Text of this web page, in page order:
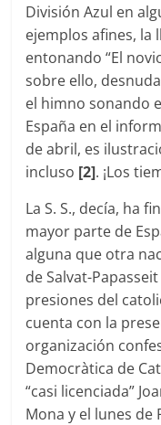
División Azul en
ejemplos afines, la
entonando “El
sobre ello,
el himno sonando
España en el
de abril, es
incluso [2]. ¡Los
La S. S., decía, ha
mayor parte de
alguna que otra
de Salvat-
presiones del
cuenta con la
organización
Democràtica de
“casi licenciada”
Mona y el lunes de